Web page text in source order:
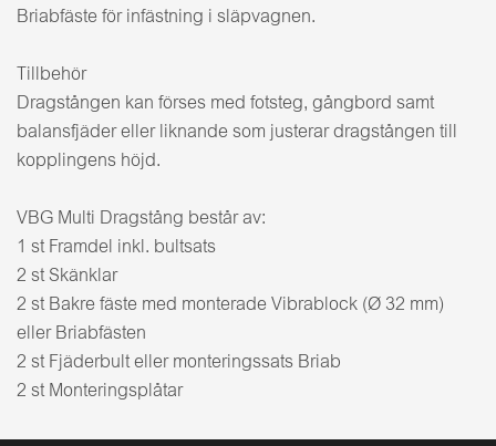
Briabfäste för infästning i släpvagnen.
Tillbehör
Dragstången kan förses med fotsteg, gångbord samt
balansfjäder eller liknande som justerar dragstången till
kopplingens höjd.
VBG Multi Dragstång består av:
1 st Framdel inkl. bultsats
2 st Skänklar
2 st Bakre fäste med monterade Vibrablock (Ø 32 mm)
eller Briabfästen
2 st Fjäderbult eller monteringssats Briab
2 st Monteringsplåtar